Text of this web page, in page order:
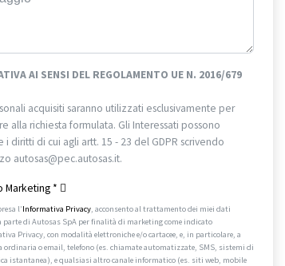
AI SENSI DEL REGOLAMENTO UE N. 2016/679
acquisiti saranno utilizzati esclusivamente per
alla richiesta formulata. Gli Interessati possono
i diritti di cui agli artt. 15 - 23 del GDPR scrivendo
autosas@pec.autosas.it.
Marketing *
l’Informativa Privacy , acconsento al trattamento dei miei dati
parte di Autosas SpA per finalità di marketing come indicato
Privacy, con modalità elettroniche e/o cartacee, e, in particolare, a
ordinaria o email, telefono (es. chiamate automatizzate, SMS, sistemi di
istantanea), e qualsiasi altro canale informatico (es. siti web, mobile